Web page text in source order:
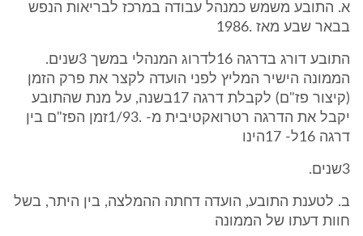
א. התובע משמש כמנהל עבודה במרכז לבריאות הנפש
בבאר שבע מאז .1986
התובע דורג בדרגה 16לדרוג המנהלי במשך 3שנים.
הממונה הישיר המליץ לפני הועדה לקצר את פרק הזמן
(קיצור פז"ם) לקבלת דרגה 17בשנה, על מנת שהתובע
יקבל את הדרגה רטרואקטיבית מ- .1/93זמן הפז"ם בין
דרגה 16ל- 17הינו
3שנים.
ב. לטענת התובע, הועדה דחתה ההמלצה, בין היתר, בשל
חוות דעתו של הממונה